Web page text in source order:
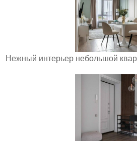
Нежный интерьер небольшой